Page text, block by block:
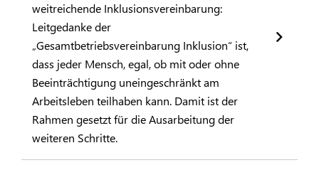
weitreichende Inklusionsvereinbarung:
Leitgedanke der
„Gesamtbetriebsvereinbarung Inklusion“ ist,
dass jeder Mensch, egal, ob mit oder ohne
Beeinträchtigung uneingeschränkt am
Arbeitsleben teilhaben kann. Damit ist der
Rahmen gesetzt für die Ausarbeitung der
weiteren Schritte.